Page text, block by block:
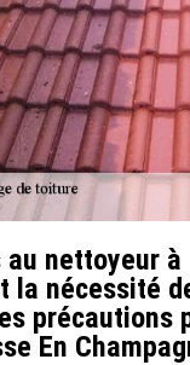
au nettoyeur à
la nécessité
précautions
En